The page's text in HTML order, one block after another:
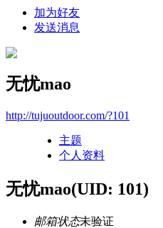
加为好友
发送消息
无忧mao
http://tujuoutdoor.com/?101
主题
个人资料
无忧mao(UID: 101)
邮箱状态未验证